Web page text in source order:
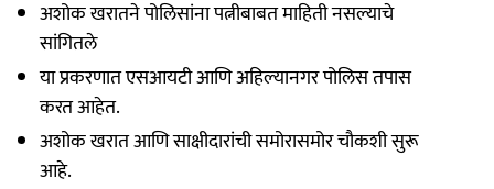
अशोक खरातने पोलिसांना पत्नीबाबत माहिती नसल्याचे
सांगितले
या प्रकरणात एसआयटी आणि अहिल्यानगर पोलिस तपास
करत आहेत.
अशोक खरात आणि साक्षीदारांची समोरासमोर चौकशी सुरू
आहे.